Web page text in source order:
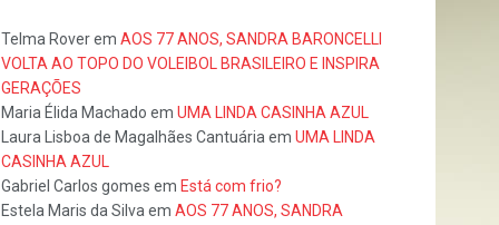
Telma Roverem AOS 77 ANOS, SANDRA BARONCELLI
VOLTA AO TOPO DO VOLEIBOL BRASILEIRO E INSPIRA
GERAÇÕES
Maria Élida Machado em UMA LINDA CASINHA AZUL
Laura Lisboa de Magalhães Cantuária em UMA LINDA
CASINHA AZUL
Gabriel Carlos gomes em Está com frio?
Estela Maris da Silva em AOS 77 ANOS, SANDRA